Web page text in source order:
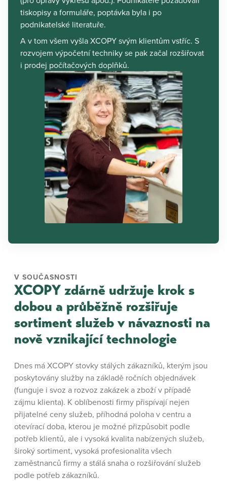
tiskopisy a formuláře, poptávka byla i po
podnikatelské literatuře.
A v tom všem vyšla XCOPY svým klientům vstříc. S
rozvojem výpočetní techniky se pak začal rozšiřovat
i prodej počítačových doplňků.
V SOUČASNOSTI
XCOPY zdárně udržuje krok s
dobou a průběžně rozšiřuje
sortiment služeb v návaznosti na
nově vznikající technologie
Dnes má XCOPY stovky stálých zákazníků, kterým jsou
poskytovány služby na základě ročních objednávek
(funguje i svoz a rozvoz zakázek a zboží v případě
zájmu klienta). K oblíbenosti firmy přispívají nejen
přijatelné ceny služeb, příhodná poloha v centru a
otevírací doba, kterou je možné přizpůsobit podle
potřeb klientů, ale i vysoká kvalita nabízených služeb,
široký sortiment, vysoká profesionalita všech
zaměstnanců firmy a stálá snaha o rozšiřování služeb
podle potřeb zákazníků.